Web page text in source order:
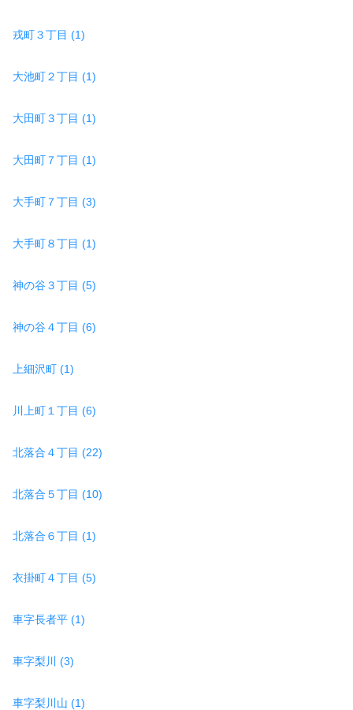
戎町３丁目 (1)
大池町２丁目 (1)
大田町３丁目 (1)
大田町７丁目 (1)
大手町７丁目 (3)
大手町８丁目 (1)
神の谷３丁目 (5)
神の谷４丁目 (6)
上細沢町 (1)
川上町１丁目 (6)
北落合４丁目 (22)
北落合５丁目 (10)
北落合６丁目 (1)
衣掛町４丁目 (5)
車字長者平 (1)
車字梨川 (3)
車字梨川山 (1)